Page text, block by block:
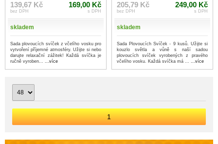
139,67 Kč
bez DPH
169,00 Kč
s DPH
skladem
Sada plovoucích svíček z včelího vosku pro
vytvoření příjemné atmosféry. Užijte si nebo
darujte relaxační zážitek! Každá svíčka je
ručně vyroben... ...více
205,79 Kč
bez DPH
249,00 Kč
s DPH
skladem
Sada Plovoucích Svíček - 9 kusů. Užijte si
kouzlo světla a vůně s naší sadou
plovoucích svíček vyrobených z pravého
včelího vosku. Každá svíčka má ... ...více
1